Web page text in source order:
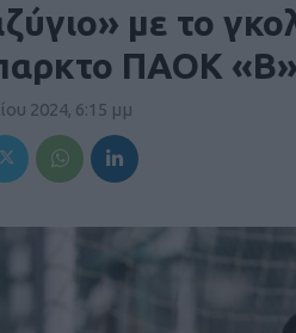
με το
ΠΑΟΚ
2024, 6:15 μμ